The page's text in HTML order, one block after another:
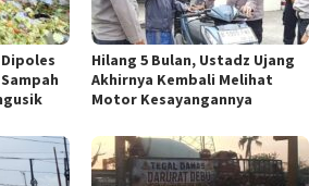
Hilang 5 Bulan, Ustadz Ujang
Akhirnya Kembali Melihat
Motor Kesayangannya